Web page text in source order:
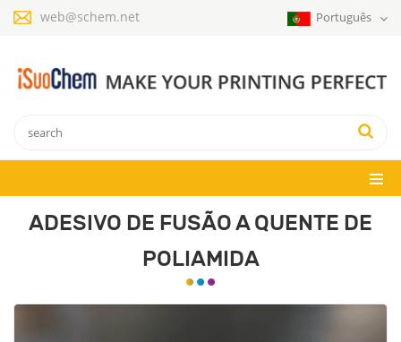
web@schem.net Português
ADESIVO DE FUSÃO A QUENTE DE
POLIAMIDA